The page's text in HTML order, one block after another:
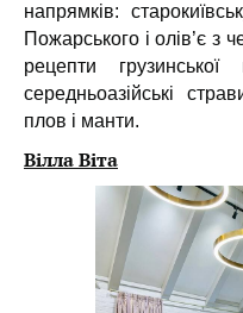
напрямків:
Пожарського і олів’є з
рецепти
середньоазійські
плов і манти.
Вілла Віта